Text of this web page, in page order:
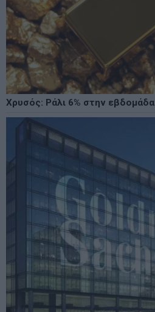
Χρυσός: Ράλι 6% στην εβδομάδα